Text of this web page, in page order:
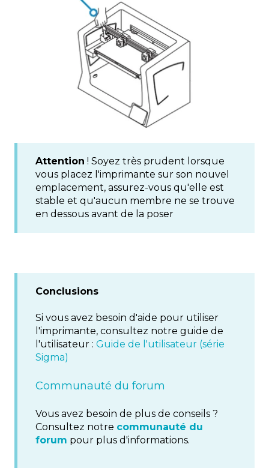
Attention ! Soyez très prudent lorsque
vous placez l'imprimante sur son nouvel
emplacement, assurez-vous qu'elle est
stable et qu'aucun membre ne se trouve
en dessous avant de la poser
Conclusions
Si vous avez besoin d'aide pour utiliser
l'imprimante, consultez notre guide de
l'utilisateur : Guide de l'utilisateur (série
Sigma)
Communauté du forum
Vous avez besoin de plus de conseils ?
Consultez notre communauté du
forum pour plus d'informations.